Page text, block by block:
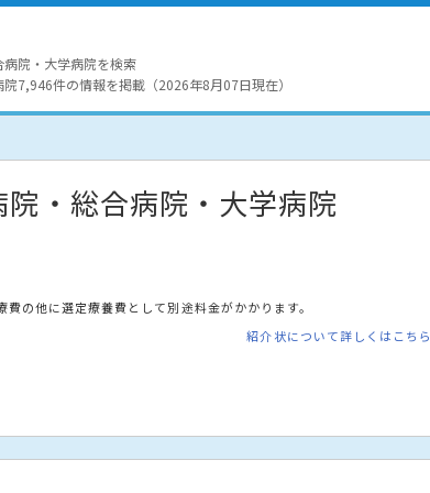
院・大学病院を検索
7,946件の情報を掲載（2026年8月07日現在）
院・総合病院・大学病院
の他に選定療養費として別途料金がかかります。
紹介状について詳しくはこちら